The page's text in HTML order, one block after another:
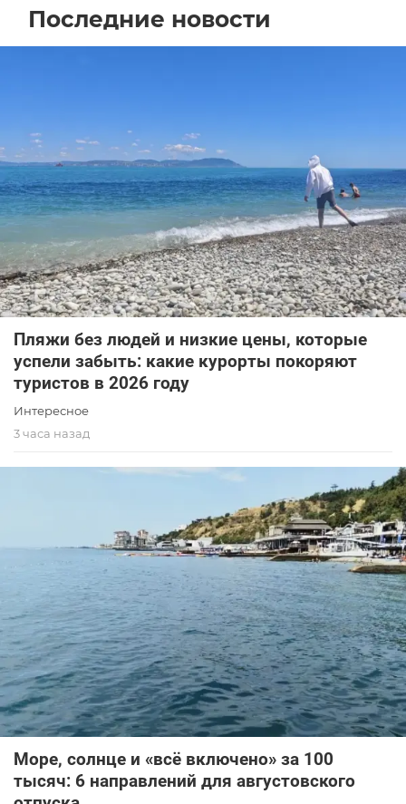
Последние новости
Пляжи без людей и низкие цены, которые
успели забыть: какие курорты покоряют
туристов в 2026 году
Интересное
3 часа назад
Море, солнце и «всё включено» за 100
тысяч: 6 направлений для августовского